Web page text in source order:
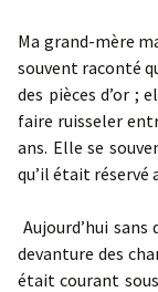
Ma grand-mère
souvent raconté
des pièces d’or ;
faire ruisseler
ans. Elle se
qu’il était réservé
Aujourd’hui
devanture des
était courant